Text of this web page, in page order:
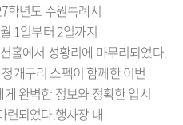
학년도 수원특례시
1일부터 2일까지
홀에서 성황리에 마무리되었다.
개구리 스펙이 함께한 이번
완벽한 정보와 정확한 입시
련되었다.행사장 내